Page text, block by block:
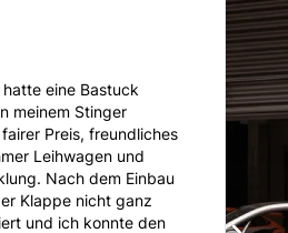
hatte eine Bastuck
meinem Stinger
Preis, freundliches
Leihwagen und
Nach dem Einbau
Klappe nicht ganz
und ich konnte den
★